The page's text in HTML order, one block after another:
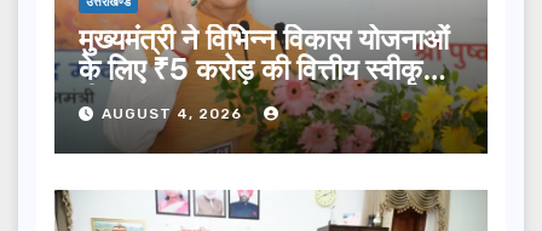
मुख्यमंत्री ने विभिन्न विकास योजनाओं
के लिए ₹5 करोड़ की वित्तीय स्वीकृति
दी…AUGUST 4, 2026